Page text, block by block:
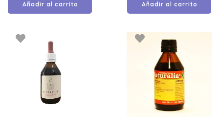
Añadir al carrito Añadir al carrito